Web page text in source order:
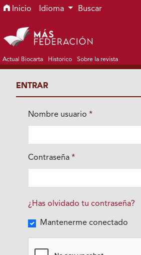
Ir al menú de navegación principal
Ir al contenido principal
Ir al pie de página del sitio
Inicio Idioma Buscar
Actual Biocarta Historico Sobre la revista
ENTRAR
Nombre usuario*
Obligatorio
Contraseña*
Obligatorio
¿Has olvidado tu contraseña?
Mantenerme conectado